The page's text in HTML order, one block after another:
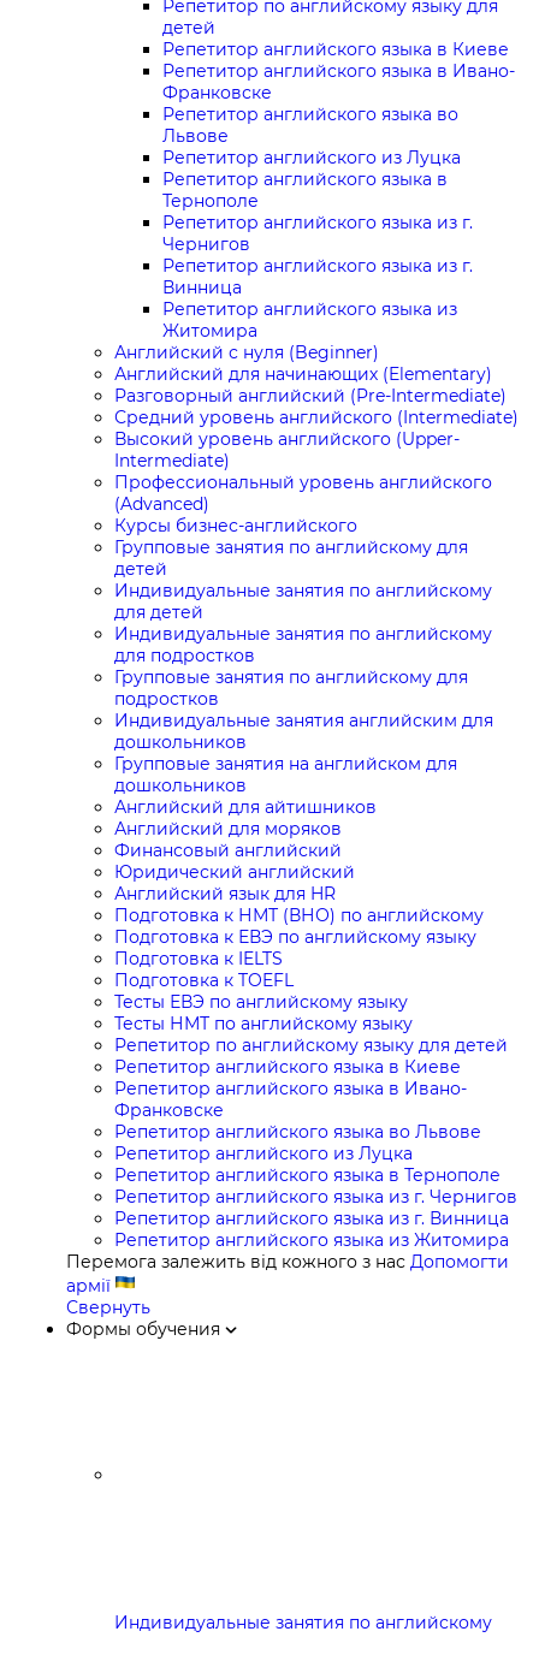
Репетитор по английскому языку для
детей
Репетитор английского языка в Киеве
Репетитор английского языка в Ивано-
Франковске
Репетитор английского языка во
Львове
Репетитор английского из Луцка
Репетитор английского языка в
Тернополе
Репетитор английского языка из г.
Чернигов
Репетитор английского языка из г.
Винница
Репетитор английского языка из
Житомира
Английский с нуля (Beginner)
Английский для начинающих (Elementary)
Разговорный английский (Pre-Intermediate)
Средний уровень английского (Intermediate)
Высокий уровень английского (Upper-
Intermediate)
Профессиональный уровень английского
(Advanced)
Курсы бизнес-английского
Групповые занятия по английскому для
детей
Индивидуальные занятия по английскому
для детей
Индивидуальные занятия по английскому
для подростков
Групповые занятия по английскому для
подростков
Индивидуальные занятия английским для
дошкольников
Групповые занятия на английском для
дошкольников
Английский для айтишников
Английский для моряков
Финансовый английский
Юридический английский
Английский язык для HR
Подготовка к НМТ (ВНО) по английскому
Подготовка к ЕВЭ по английскому языку
Подготовка к IELTS
Подготовка к TOEFL
Тесты ЕВЭ по английскому языку
Тесты НМТ по английскому языку
Репетитор по английскому языку для детей
Репетитор английского языка в Киеве
Репетитор английского языка в Ивано-
Франковске
Репетитор английского языка во Львове
Репетитор английского из Луцка
Репетитор английского языка в Тернополе
Репетитор английского языка из г. Чернигов
Репетитор английского языка из г. Винница
Репетитор английского языка из Житомира
Перемога залежить від кожного з нас Допомогти
армії
Свернуть
Формы обучения
Индивидуальные занятия по английскому